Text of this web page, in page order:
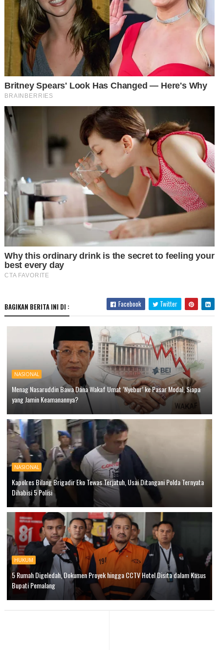
BAGIKAN BERITA INI DI : Facebook Twitter
NASIONAL
Menag Nasaruddin Bawa Dana Wakaf Umat ‘Nyebur’ ke Pasar Modal, Siapa
yang Jamin Keamanannya?
NASIONAL
Kapolres Bilang Brigadir Eko Tewas Terjatuh, Usai Ditangani Polda Ternyata
Dihabisi 5 Polisi
HUKUM
5 Rumah Digeledah, Dokumen Proyek hingga CCTV Hotel Disita dalam Kasus
Bupati Pemalang